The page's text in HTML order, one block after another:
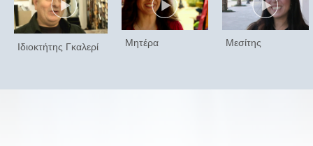
Ιδιοκτήτης Γκαλερί Μητέρα Μεσίτης